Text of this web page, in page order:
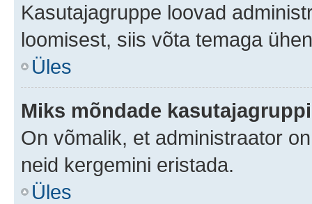
Kasutajagruppe loovad
loomisest, siis võta temaga
Üles
Miks mõndade
On võmalik, et administraator
neid kergemini eristada.
Üles